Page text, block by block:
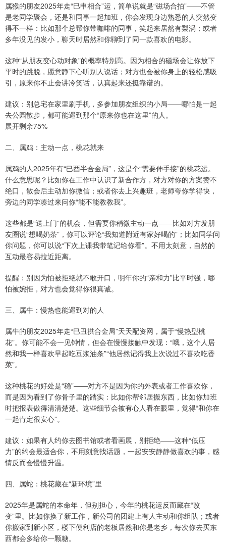
属猴的朋友2025年走“巳申相合”运，简单说就是“磁场合拍”——不管
是老同学聚会，还是和同事一起加班，你会发现身边熟悉的人突然变
得不一样：比如那个总帮你带咖啡的同事，笑起来居然有梨涡；或者
多年没见的发小，聊天时居然和你聊到了同一款喜欢的电影。
这种“从朋友变心动对象”的概率特别高。因为相合的磁场会让你放下
平时的跳脱，愿意静下心听别人说话；对方也会被你身上的轻松感吸
引，原来你不止会讲冷笑话，认真起来还挺靠谱的。
建议：别总宅在家里刷手机，多参加朋友组织的小局——哪怕是一起
去公园散步，都可能遇到那个“原来你也在这里”的人。
展开剩余75%
二、属鸡：主动一点，桃花就来
属鸡的人2025年有“巳酉半合金局”，这是个“需要伸手接”的桃花运。
什么意思呢？比如你在工作中认识了新合作方，对方对你的方案赞不
绝口，散会后主动加你微信；或者你去上兴趣班，老师夸你学得快，
旁边的同学凑过来问你“能不能教教我”。
这些都是“送上门”的机会，但需要你稍微主动一点——比如对方发朋
友圈说“想喝奶茶”，你可以评论“我知道附近有家好喝的”；比如同学问
你问题，你可以说“下次上课我带笔记给你看”。不用太刻意，自然的
互动最容易拉近距离。
提醒：别因为怕被拒绝就不敢开口，明年你的“亲和力”比平时强，哪
怕被婉拒，对方也会觉得你很真诚。
三、属牛：慢热也能遇到对的人
属牛的朋友2025年走“巳丑拱合金局”天天配资网，属于“慢热型桃
花”。你可能不会一见钟情，但会在慢慢接触中发现：“哦，这个人居
然和我一样喜欢早起吃豆浆油条”“他居然记得我上次说过不喜欢吃香
菜”。
这种桃花的好处是“稳”——对方不是因为你的外表或者工作喜欢你，
而是因为看到了你骨子里的踏实：比如你帮邻居搬东西，比如你加班
时把报表做得清清楚楚。这些细节会被有心人看在眼里，觉得“和你在
一起肯定很安心”。
建议：如果有人约你去图书馆或者看画展，别拒绝——这种“低压
力”的约会最适合你，不用刻意找话题，一起安安静静做喜欢的事，感
情反而会慢慢升温。
四、属蛇：桃花藏在“新环境”里
2025年是属蛇的本命年，但别担心，今年的桃花运反而藏在“改
变”里。比如你换了新工作，新公司的团建上有人主动和你组队；或者
你搬家到新小区，楼下便利店的老板居然和你是老乡，每次你去买东
西都会多给你一颗糖。